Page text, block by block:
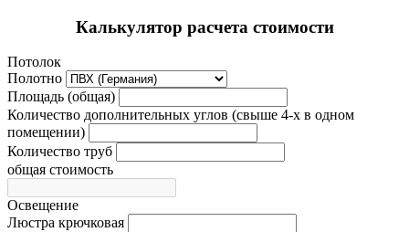
Калькулятор расчета стоимости
Потолок
Полотно
Площадь (общая)
Количество дополнительных углов (свыше 4-х в одном
помещении)
Количество труб
общая стоимость
Освещение
Люстра крючковая